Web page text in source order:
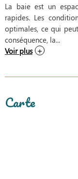
La baie est un
rapides. Les
optimales, ce qui
conséquence, la...
Voir plus
Carte